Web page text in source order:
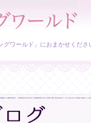
グワールド」におまかせくださ